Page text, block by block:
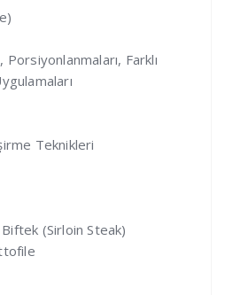
Farklı
Teknikleri
(Sirloin Steak)